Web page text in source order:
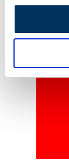
analysieren.
soziale
Partner